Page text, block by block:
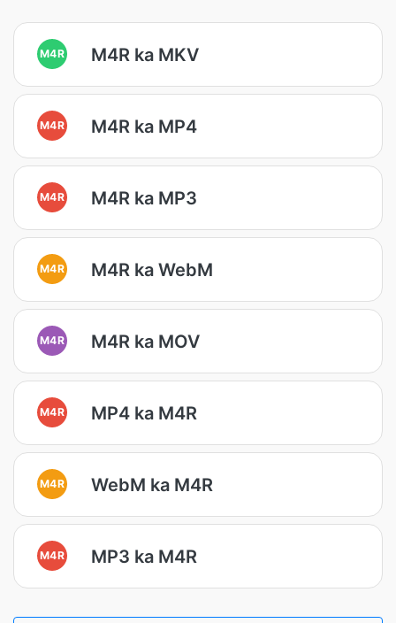
M4R M4R ka MKV
M4R M4R ka MP4
M4R M4R ka MP3
M4R M4R ka WebM
M4R M4R ka MOV
M4R MP4 ka M4R
M4R WebM ka M4R
M4R MP3 ka M4R